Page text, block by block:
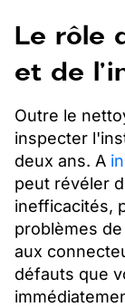
Le rôle
et de
Outre le
inspecter
deux ans. A
peut révéler
inefficacités,
problèmes
aux
défauts que